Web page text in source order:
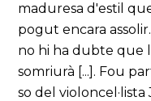
maduresa d'estil
pogut encara
no hi ha dubte que
somriurà [...]. Fou
so del violoncel·lista